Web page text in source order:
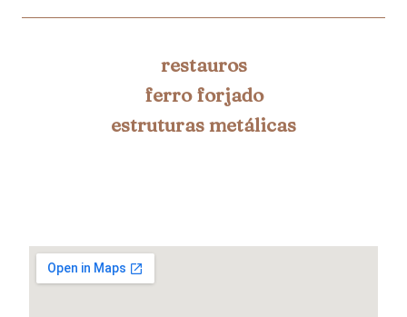
restauros
ferro forjado
estruturas metálicas